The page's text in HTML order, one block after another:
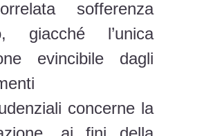
sofferenza
giacché l’unica
evincibile dagli
concerne la